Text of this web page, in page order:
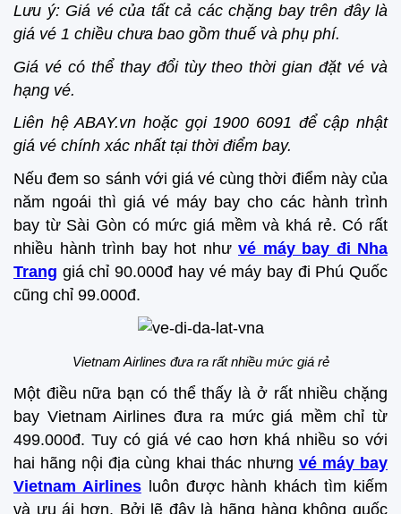
Lưu ý: Giá vé của tất cả các chặng bay trên đây là
giá vé 1 chiều chưa bao gồm thuế và phụ phí.
Giá vé có thể thay đổi tùy theo thời gian đặt vé và
hạng vé.
Liên hệ ABAY.vn hoặc gọi 1900 6091 để cập nhật
giá vé chính xác nhất tại thời điểm bay.
Nếu đem so sánh với giá vé cùng thời điểm này của
năm ngoái thì giá vé máy bay cho các hành trình
bay từ Sài Gòn có mức giá mềm và khá rẻ. Có rất
nhiều hành trình bay hot như vé máy bay đi Nha
Trang giá chỉ 90.000đ hay vé máy bay đi Phú Quốc
cũng chỉ 99.000đ.
Vietnam Airlines đưa ra rất nhiều mức giá rẻ
Một điều nữa bạn có thể thấy là ở rất nhiều chặng
bay Vietnam Airlines đưa ra mức giá mềm chỉ từ
499.000đ. Tuy có giá vé cao hơn khá nhiều so với
hai hãng nội địa cùng khai thác nhưng vé máy bay
Vietnam Airlinesluôn được hành khách tìm kiếm
và ưu ái hơn. Bởi lẽ đây là hãng hàng không quốc